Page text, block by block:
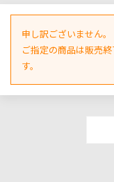
申し訳ございません。
ご指定の商品は販売
す。